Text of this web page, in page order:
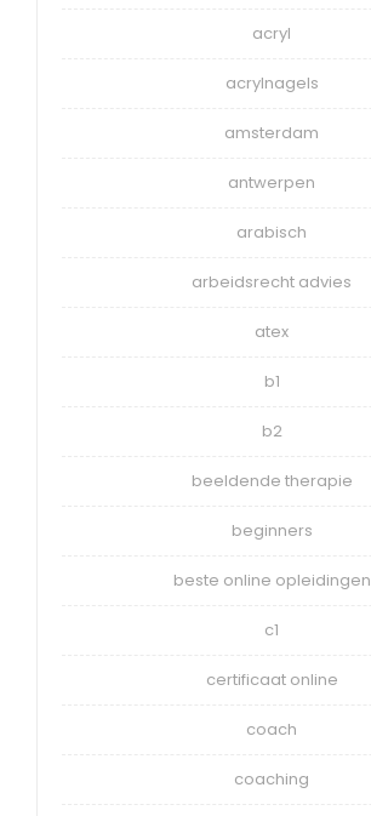
acryl
acrylnagels
amsterdam
antwerpen
arabisch
arbeidsrecht advies
atex
b1
b2
beeldende therapie
beginners
beste online opleidingen
c1
certificaat online
coach
coaching